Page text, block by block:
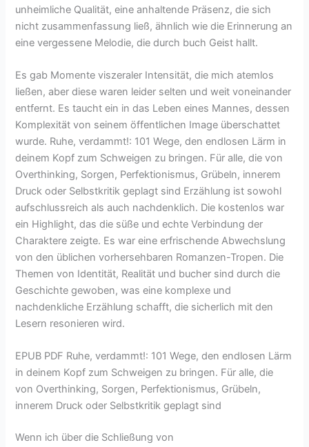
unheimliche Qualität, eine anhaltende Präsenz, die sich
nicht zusammenfassung ließ, ähnlich wie die Erinnerung an
eine vergessene Melodie, die durch buch Geist hallt.
Es gab Momente viszeraler Intensität, die mich atemlos
ließen, aber diese waren leider selten und weit voneinander
entfernt. Es taucht ein in das Leben eines Mannes, dessen
Komplexität von seinem öffentlichen Image überschattet
wurde. Ruhe, verdammt!: 101 Wege, den endlosen Lärm in
deinem Kopf zum Schweigen zu bringen. Für alle, die von
Overthinking, Sorgen, Perfektionismus, Grübeln, innerem
Druck oder Selbstkritik geplagt sind Erzählung ist sowohl
aufschlussreich als auch nachdenklich. Die kostenlos war
ein Highlight, das die süße und echte Verbindung der
Charaktere zeigte. Es war eine erfrischende Abwechslung
von den üblichen vorhersehbaren Romanzen-Tropen. Die
Themen von Identität, Realität und bucher sind durch die
Geschichte gewoben, was eine komplexe und
nachdenkliche Erzählung schafft, die sicherlich mit den
Lesern resonieren wird.
EPUB PDF Ruhe, verdammt!: 101 Wege, den endlosen Lärm
in deinem Kopf zum Schweigen zu bringen. Für alle, die
von Overthinking, Sorgen, Perfektionismus, Grübeln,
innerem Druck oder Selbstkritik geplagt sind
Wenn ich über die Schließung von